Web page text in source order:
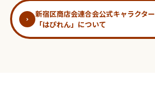
新宿区商店会連合会公式キャラクター
「はぴれん」について